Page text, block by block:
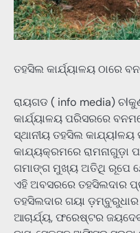
ତହସିଲ କାର୍ଯ୍ୟାଳୟ ଠାରେ
ରାୟଗଡ ( info media)
କାର୍ଯ୍ୟାଳୟ ପରିସରରେ
ସ୍ଥାନୀୟ ତହସିଲ
କାଯ୍ୟକ୍ରମରେ
ଗମାଙ୍ଗ ମୁଖ୍ୟ ଅତିଥି ରୂପେ
ଏହି ଅବସରରେ ତହସିଲଦାର
ତହସିଲଦାର ଗୟା ଡ଼ମ୍ବୁରୁଧାର
ଆଚାର୍ଯ୍ୟ, ଫରେଷ୍ଟର